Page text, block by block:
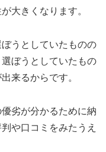
大きくなります。
うとしていたものの
ぼうとしていたもの
来るからです。
劣が分かるために納
や口コミをみたうえ